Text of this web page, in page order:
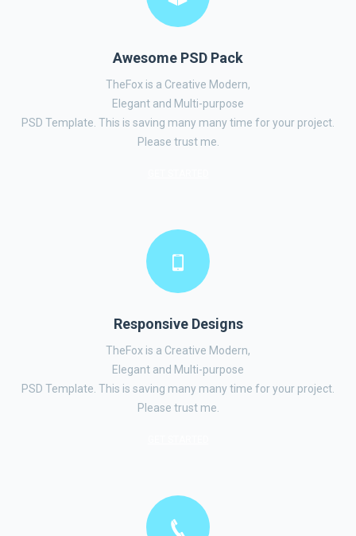
Awesome PSD Pack
TheFox is a Creative Modern,
Elegant and Multi-purpose
PSD Template. This is saving many many time for your project.
Please trust me.
Responsive Designs
TheFox is a Creative Modern,
Elegant and Multi-purpose
PSD Template. This is saving many many time for your project.
Please trust me.